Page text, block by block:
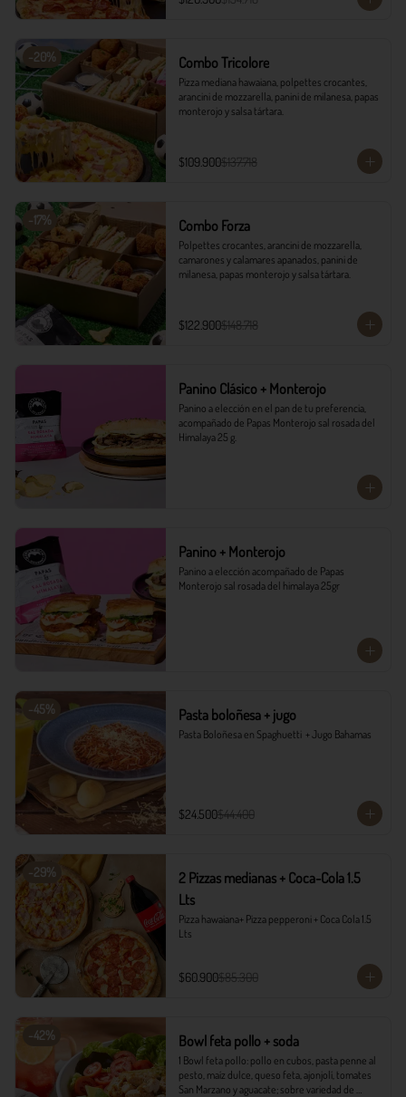
-20% Combo Tricolore
Pizza mediana hawaiana, polpettes crocantes,
arancini de mozzarella, panini de milanesa, papas
monterojo y salsa tártara.
$109.900$137.718
-17% Combo Forza
Polpettes crocantes, arancini de mozzarella,
camarones y calamares apanados, panini de
milanesa, papas monterojo y salsa tártara.
$122.900$148.718
Panino Clásico + Monterojo
Panino a elección en el pan de tu preferencia,
acompañado de Papas Monterojo sal rosada del
Himalaya 25 g.
Panino + Monterojo
Panino a elección acompañado de Papas
Monterojo sal rosada del himalaya 25gr
-45% Pasta boloñesa + jugo
Pasta Boloñesa en Spaghuetti  + Jugo Bahamas
$24.500$44.400
-29%
2 Pizzas medianas + Coca-Cola 1.5
Lts
Pizza hawaiana+ Pizza pepperoni + Coca Cola 1.5
Lts
$60.900$85.300
-42% Bowl feta pollo + soda
1 Bowl feta pollo: pollo en cubos, pasta penne al
pesto, maíz dulce, queso feta, ajonjolí, tomates
San Marzano y aguacate; sobre variedad de